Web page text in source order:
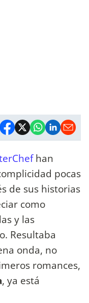
han
pocas
de sus historias
como
y las
Resultaba
onda, no
romances,
, ya está